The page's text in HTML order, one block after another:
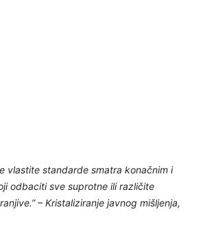
vlastite standarde smatra konačnim i
odbaciti sve suprotne ili različite
– Kristaliziranje javnog mišljenja,